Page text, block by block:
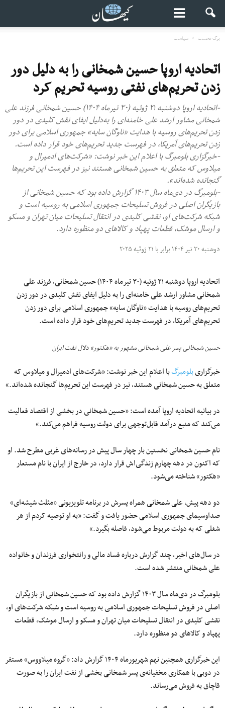
برگ نخست سیاست
اتحادیه اروپا حسین شمخانی را به دلیل دور
زدن تحریم‌های نفتی روسیه تحریم کرد
-اتحادیه اروپا دوشنبه ۲۱ ژوئیه (۳۰ تیرماه ۱۴۰۴) حسین شمخانی فرزند علی
شمخانی مشاور ارشد علی خامنه‌ای را به‌دلیل ایفای نقش کلیدی‌ در دور
زدن تحریم‌های روسیه با هدایت «ناوگان سایه» جمهوری اسلامی برای دور
زدن تحریم‌های آمریکا، در فهرست جدید تحریم‌های خود قرار داده است.
-خبرگزاری بلومبرگ با اعلام این خبر نوشت: «شرکت‌های ادمیرال و
میلاوس که متعلق به حسین شمخانی هستند نیز در فهرست این تحریم‌ها
گنجانده شده‌اند».
-بلومبرگ در دی‌ماه سال ۱۴۰۳ گزارش داده بود که حسین شمخانی از
بازیگران اصلی در فروش تسلیحات جمهوری اسلامی به روسیه است و
شبکه شرکت‌های او، نقشی کلیدی در انتقال تسلیحات میان تهران و مسکو
و ارسال موشک‌، قطعات پهپاد و کالاهای دو منظوره دارد.
دوشنبه ۳۰ تیر ۱۴۰۴ برابر با ۲۱ ژوئیه ۲۰۲۵
اتحادیه اروپا دوشنبه ۲۱ ژوئیه (۳۰ تیرماه ۱۴۰۴) حسین شمخانی، فرزند علی
شمخانی مشاور ارشد علی خامنه‌ای را به‌ دلیل ایفای نقش کلیدی‌ در دور زدن
تحریم‌های روسیه با هدایت «ناوگان سایه» جمهوری اسلامی برای دور زدن
تحریم‌های آمریکا، در فهرست جدید تحریم‌های خود قرار داده است.
حسین شمخانی پسر علی شمخانی مشهور به «هکتور» دلال نفت ایران
خبرگزاریبلومبرگبا اعلام این خبر نوشت: «شرکت‌های ادمیرال و میلاوس که
متعلق به حسین شمخانی هستند، نیز در فهرست این تحریم‌ها گنجانده شده‌اند.»
در بیانیه اتحادیه اروپا آمده است: «حسین شمخانی در بخشی از اقتصاد فعالیت
می‌کند که منبع درآمد قابل‌توجهی برای دولت روسیه فراهم می‌کند.»
نام حسین شمخانی نخستین‌ بار چهار سال پیش در رسانه‌های غربی مطرح شد. او
که اکنون در دهه چهارم زندگی‌اش قرار دارد، در خارج از ایران با نام مستعار
«هکتور» شناخته می‌شود.
دو دهه پیش، علی شمخانی همراه پسرش در برنامه تلویزیونی «مثلث شیشه‌ای»
صداوسیمای جمهوری اسلامی حضور یافت و گفت: «به او توصیه کردم از هر
شغلی که به دولت مربوط می‌شود، فاصله بگیرد.»
در سال‌های اخیر، چند گزارش درباره فساد مالی و رانتخواری فرزندان و خانواده
علی شمخانی منتشر شده است.
بلومبرگ در دی‌ماه سال ۱۴۰۳ گزارش داده بود که حسین شمخانی از بازیگران
اصلی در فروش تسلیحات جمهوری اسلامی به روسیه است و شبکه شرکت‌های او،
نقشی کلیدی در انتقال تسلیحات میان تهران و مسکو و ارسال موشک‌، قطعات
پهپاد و کالاهای دو منظوره دارد.
این خبرگزاری همچنین نهم شهریورماه ۱۴۰۴ گزارش داد: «گروه میلاووس» مستقر
در دوبی با همکاری مخفیانه‌ی پسر شمخانی بخشی از نفت ایران را به صورت
قاچاق به فروش می‌رساند.